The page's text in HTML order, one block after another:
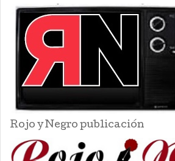
Rojo y Negro publicación